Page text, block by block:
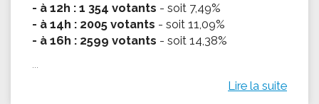
- à 12h : 1 354 votants - soit 7,49%
- à 14h : 2005 votants - soit 11,09%
- à 16h : 2599 votants - soit 14,38%
...
Lire la suite